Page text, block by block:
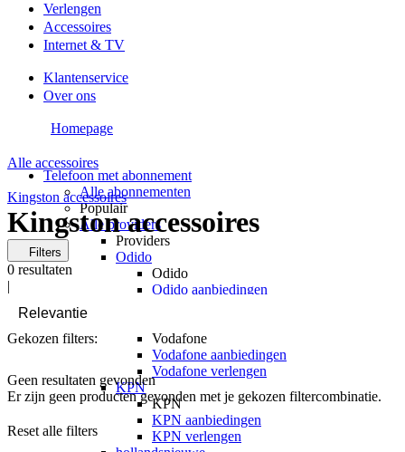
Verlengen
Accessoires
Internet & TV
Klantenservice
Over ons
Telefoon met abonnement
Alle abonnementen
Populair
Alle providers
Providers
Odido
Odido
Odido aanbiedingen
Vodafone
Vodafone aanbiedingen
Vodafone verlengen
KPN
KPN
KPN aanbiedingen
KPN verlengen
Homepage
Alle accessoires
Kingston accessoires
Kingston accessoires
Filters
0 resultaten
|
Gekozen filters:
Geen resultaten gevonden
Er zijn geen producten gevonden met je gekozen filtercombinatie.
Reset alle filters